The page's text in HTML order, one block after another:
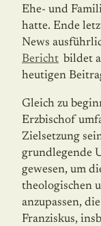
Ehe- und
hatte. Ende
News
Bericht bildet
heutigen
Gleich zu
Erzbischof
Zielsetzung
grundlegende
gewesen, um
theologischen
anzupassen,
Franziskus,